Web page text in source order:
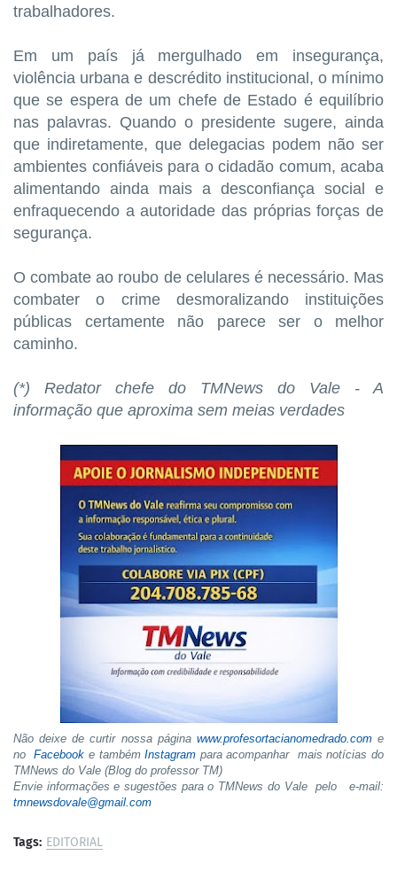
trabalhadores.
Em um país já mergulhado em insegurança,
violência urbana e descrédito institucional, o mínimo
que se espera de um chefe de Estado é equilíbrio
nas palavras. Quando o presidente sugere, ainda
que indiretamente, que delegacias podem não ser
ambientes confiáveis para o cidadão comum, acaba
alimentando ainda mais a desconfiança social e
enfraquecendo a autoridade das próprias forças de
segurança.
O combate ao roubo de celulares é necessário. Mas
combater o crime desmoralizando instituições
públicas certamente não parece ser o melhor
caminho.
(*) Redator chefe do TMNews do Vale - A
informação que aproxima sem meias verdades
Não deixe de curtir nossa página www.profesortacianomedrado.come
noFacebook e tambémInstagram para acompanhar mais notícias do
TMNews do Vale (Blog do professor TM)
Envie informações e sugestões para o TMNews do Vale pelo e-mail:
tmnewsdovale@gmail.com
Tags: EDITORIAL